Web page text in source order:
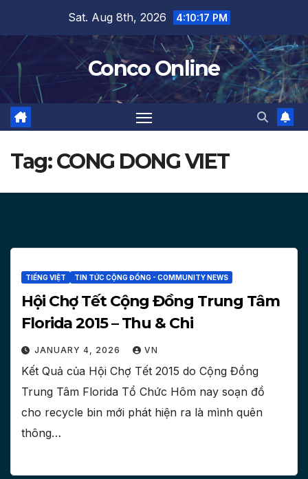
content
Sat. Aug 8th, 2026 4:10:17 PM
Conco Online
Tag:CONG DONG VIET
TIẾNG VIỆT TIN TỨC CỘNG ĐỒNG - COMMUNITY NEWS
Hội Chợ Tết Cộng Đồng Trung Tâm
Florida 2015 – Thu & Chi
JANUARY 4, 2026 VN
Kết Quả của Hội Chợ Tết 2015 do Cộng Đồng
Trung Tâm Florida Tổ Chức Hôm nay soạn đồ
cho recycle bin mới phát hiện ra là mình quên
thông…